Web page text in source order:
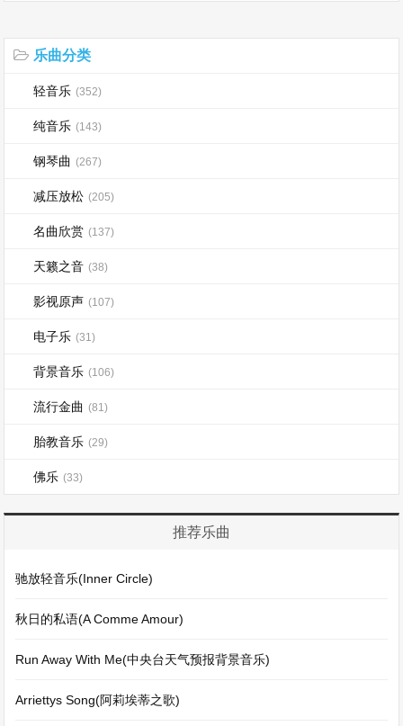
乐曲分类
轻音乐 (352)
纯音乐 (143)
钢琴曲 (267)
减压放松 (205)
名曲欣赏 (137)
天籁之音 (38)
影视原声 (107)
电子乐 (31)
背景音乐 (106)
流行金曲 (81)
胎教音乐 (29)
佛乐 (33)
推荐乐曲
驰放轻音乐(Inner Circle)
秋日的私语(A Comme Amour)
Run Away With Me(中央台天气预报背景音乐)
Arriettys Song(阿莉埃蒂之歌)